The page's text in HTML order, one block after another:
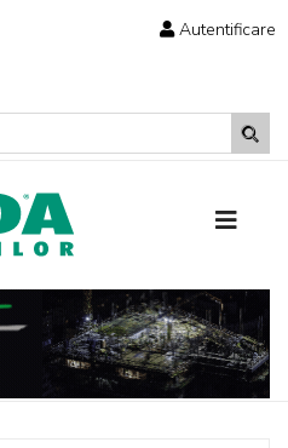
Autentificare